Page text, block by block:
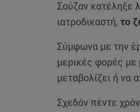
Σούζαν κατέληξε
ιατροδικαστή, το
Σύμφωνα με την
μερικές φορές με
μεταβολίζει ή να
Σχεδόν πέντε